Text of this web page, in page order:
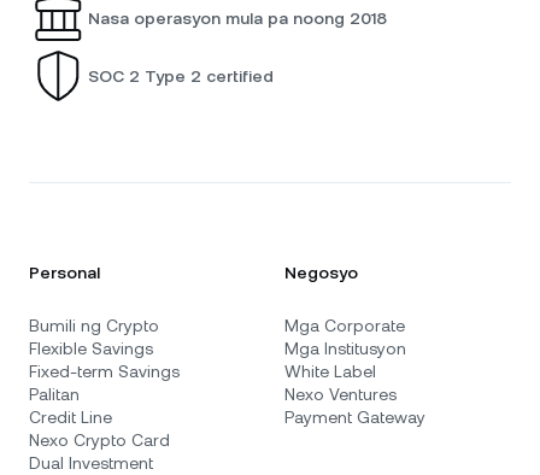
Nasa operasyon mula pa noong 2018
SOC 2 Type 2 certified
Personal
Bumili ng Crypto
Flexible Savings
Fixed-term Savings
Palitan
Credit Line
Nexo Crypto Card
Dual Investment
Negosyo
Mga Corporate
Mga Institusyon
White Label
Nexo Ventures
Payment Gateway